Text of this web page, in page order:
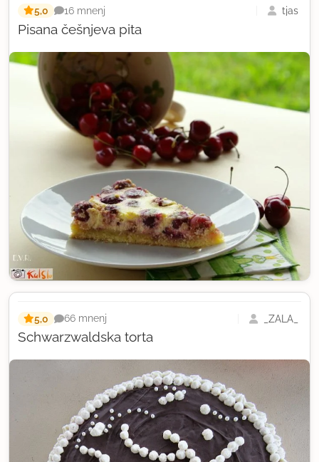
Pisana češnjeva pita
5,0 16 mnenj tjas
Schwarzwaldska torta
5,0 66 mnenj _ZALA_